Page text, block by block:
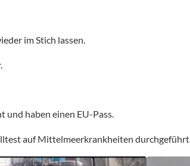
im Stich lassen.
haben einen EU-Pass.
auf Mittelmeerkrankheiten durchgeführt.